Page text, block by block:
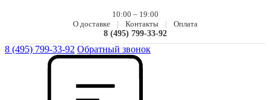
10:00 – 19:00
О доставке
| Контакты |
Оплата
8 (495) 799-33-92
8 (495) 799-33-92 Обратный звонок